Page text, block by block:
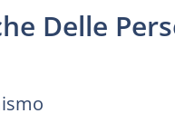
Delle